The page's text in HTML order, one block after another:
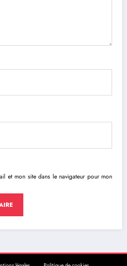
et mon site dans le navigateur pour mon